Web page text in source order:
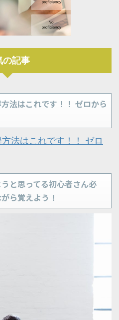
の記事
法はこれです！！ ゼロから
法はこれです！！ ゼロ
と思ってる初心者さん必
ら覚えよう！